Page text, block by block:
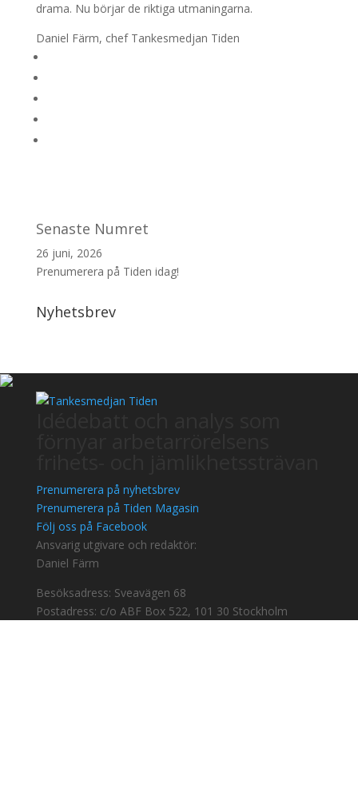
drama. Nu börjar de riktiga utmaningarna.
Daniel Färm, chef Tankesmedjan Tiden
Senaste Numret
26 juni, 2026
Prenumerera på Tiden idag!
Nyhetsbrev
Prenumerera på nyhetsbrev
Prenumerera på Tiden Magasin
Följ oss på Facebook
Ansvarig utgivare och redaktör:
Daniel Färm
Besöksadress: Sveavägen 68
Postadress: c/o ABF Box 522, 101 30 Stockholm